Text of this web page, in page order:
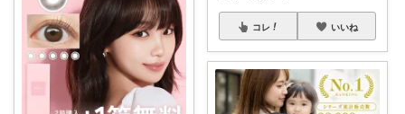
コレ いいね